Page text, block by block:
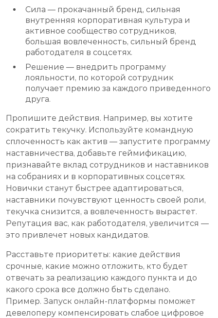
Сила — прокачанный бренд, сильная
внутренняя корпоративная культура и
активное сообщество сотрудников,
большая вовлеченность, сильный бренд
работодателя в соцсетях.
Решение — внедрить программу
лояльности, по которой сотрудник
получает премию за каждого приведенного
друга.
Пропишите действия. Например, вы хотите
сократить текучку. Используйте командную
сплоченность как актив — запустите программу
наставничества, добавьте геймификацию,
признавайте вклад сотрудников и наставников
на собраниях и в корпоративных соцсетях.
Новички станут быстрее адаптироваться,
наставники почувствуют ценность своей роли,
текучка снизится, а вовлеченность вырастет.
Репутация вас, как работодателя, увеличится —
это привлечет новых кандидатов.
Расставьте приоритеты: какие действия
срочные, какие можно отложить, кто будет
отвечать за реализацию каждого пункта и до
какого срока все должно быть сделано.
Пример. Запуск онлайн-платформы поможет
девелоперу компенсировать слабое цифровое